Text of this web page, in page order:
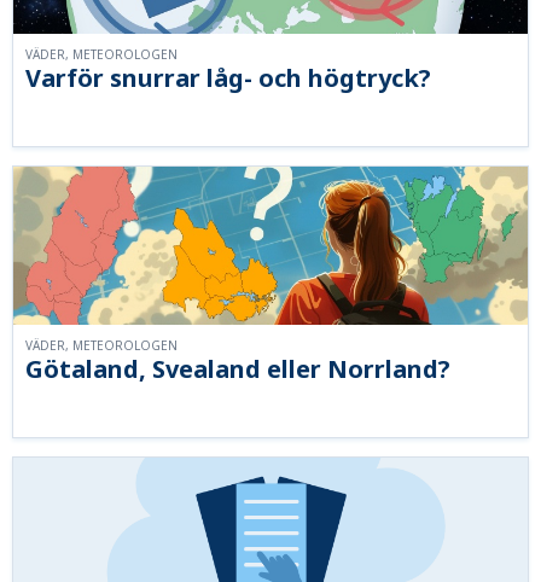
Varför snurrar låg- och högtryck?
VÄDER, METEOROLOGEN
Götaland, Svealand eller Norrland?
VÄDER, METEOROLOGEN